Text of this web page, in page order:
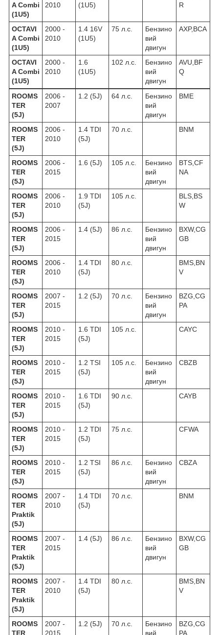
A Combi
(1U5)
2010
(1U5)
R
OCTAVI
A Combi
(1U5)
2000 -
2010
1.4 16V
(1U5)
75 л.с.
Бензино
вий
двигун
AXP,BCA
OCTAVI
A Combi
(1U5)
2000 -
2010
1.6
(1U5)
102 л.с.
Бензино
вий
двигун
AVU,BF
Q
ROOMS
TER
(5J)
2006 -
2007
1.2 (5J) 64 л.с.
Бензино
вий
двигун
BME
ROOMS
TER
(5J)
2006 -
2010
1.4 TDI
(5J)
70 л.с. BNM
ROOMS
TER
(5J)
2006 -
2015
1.6 (5J) 105 л.с.
Бензино
вий
двигун
BTS,CF
NA
ROOMS
TER
(5J)
2006 -
2010
1.9 TDI
(5J)
105 л.с.
BLS,BS
W
ROOMS
TER
(5J)
2006 -
2015
1.4 (5J) 86 л.с.
Бензино
вий
двигун
BXW,CG
GB
ROOMS
TER
(5J)
2006 -
2010
1.4 TDI
(5J)
80 л.с.
BMS,BN
V
ROOMS
TER
(5J)
2007 -
2015
1.2 (5J) 70 л.с.
Бензино
вий
двигун
BZG,CG
PA
ROOMS
TER
(5J)
2010 -
2015
1.6 TDI
(5J)
105 л.с. CAYC
ROOMS
TER
(5J)
2010 -
2015
1.2 TSI
(5J)
105 л.с.
Бензино
вий
двигун
CBZB
ROOMS
TER
(5J)
2010 -
2015
1.6 TDI
(5J)
90 л.с. CAYB
ROOMS
TER
(5J)
2010 -
2015
1.2 TDI
(5J)
75 л.с. CFWA
ROOMS
TER
(5J)
2010 -
2015
1.2 TSI
(5J)
86 л.с.
Бензино
вий
двигун
CBZA
ROOMS
TER
Praktik
(5J)
2007 -
2010
1.4 TDI
(5J)
70 л.с. BNM
ROOMS
TER
Praktik
(5J)
2007 -
2015
1.4 (5J) 86 л.с.
Бензино
вий
двигун
BXW,CG
GB
ROOMS
TER
Praktik
(5J)
2007 -
2010
1.4 TDI
(5J)
80 л.с.
BMS,BN
V
ROOMS
TER
2007 -
2015
1.2 (5J) 70 л.с.
Бензино
вий
BZG,CG
PA